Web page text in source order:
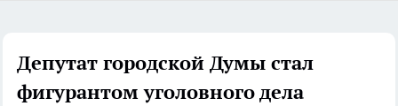
Депутат городской Думы стал
фигурантом уголовного дела